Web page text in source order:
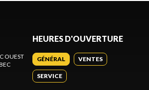
OUEST
HEURES D'OUVERTURE
GÉNÉRAL VENTES
SERVICE